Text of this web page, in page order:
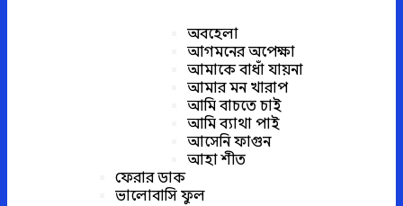
অবহেলা
আগমনের অপেক্ষা
আমাকে বাধাঁ যায়না
আমার মন খারাপ
আমি বাচতে চাই
আমি ব্যাথা পাই
আসেনি ফাগুন
আহা শীত
ফেরার ডাক
ভালোবাসি ফুল